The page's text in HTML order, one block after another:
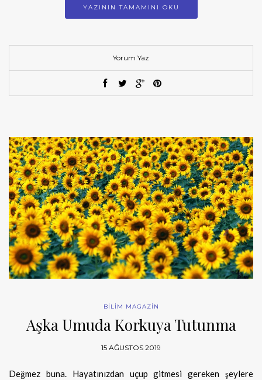
YAZININ TAMAMINI OKU
Yorum Yaz
BİLİM MAGAZİN
Aşka Umuda Korkuya Tutunma
15 AĞUSTOS 2019
Değmez buna. Hayatınızdan uçup gitmesi gereken şeylere